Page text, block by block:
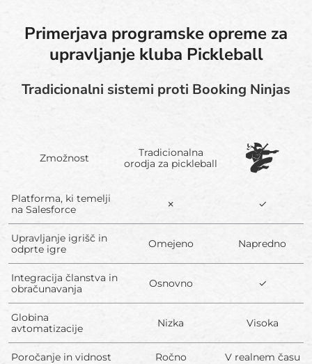
Primerjava programske opreme za
upravljanje kluba Pickleball
Tradicionalni sistemi proti Booking Ninjas
Zmožnost
Tradicionalna
orodja za pickleball
Platforma, ki temelji
na Salesforce
✗ ✓
Upravljanje igrišč in
odprte igre
Omejeno Napredno
Integracija članstva in
obračunavanja
Osnovno ✓
Globina
avtomatizacije
Nizka Visoka
Poročanje in vidnost Ročno V realnem času